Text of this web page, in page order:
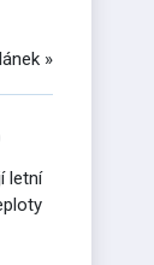
»
letní